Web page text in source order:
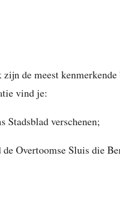
de meest kenmerkende
vind je:
Stadsblad verschenen;
Overtoomse Sluis die